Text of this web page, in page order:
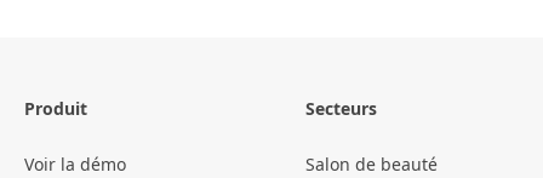
Produit
Voir la démo
Secteurs
Salon de beauté